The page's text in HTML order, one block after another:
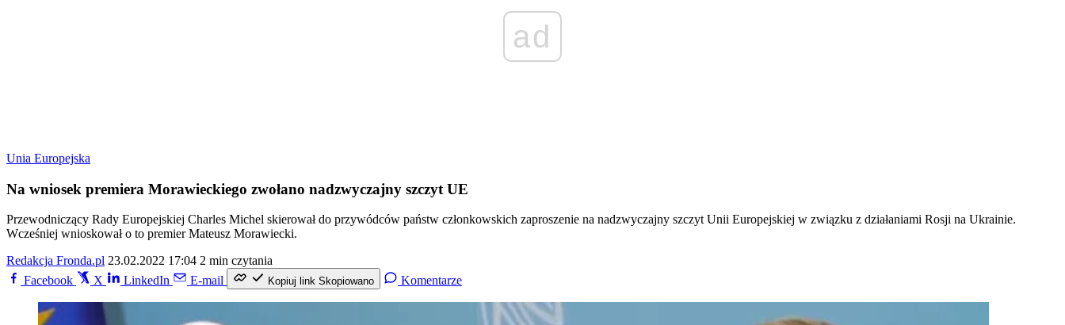
ad
Unia Europejska
Na wniosek premiera Morawieckiego zwołano nadzwyczajny szczyt UE
Przewodniczący Rady Europejskiej Charles Michel skierował do przywódców państw członkowskich zaproszenie na nadzwyczajny szczyt Unii Europejskiej w związku z działaniami Rosji na Ukrainie.
Wcześniej wnioskował o to premier Mateusz Morawiecki.
Redakcja Fronda.pl 23.02.2022 17:04 2 min czytania
Facebook
X LinkedIn E-mail Kopiuj link Skopiowano Komentarze